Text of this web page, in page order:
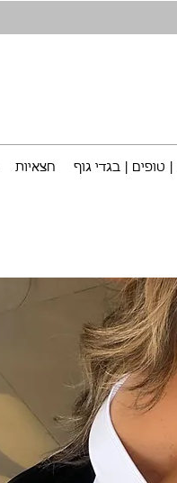
| טופים | בגדי גוף חצאיות